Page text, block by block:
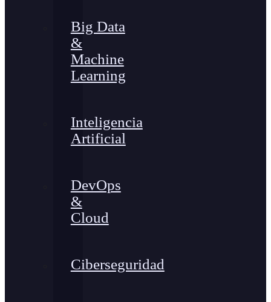
Big Data
&
Machine
Learning
Inteligencia
Artificial
DevOps
&
Cloud
Ciberseguridad